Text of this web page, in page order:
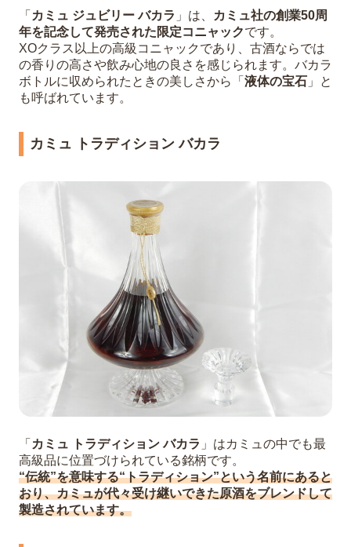
「 カミュ ジュビリー バカラ 」は、
カミュ社の創業50周
年を記念して発売された限定コニャックです。
XOクラス以上の高級コニャックであり、古酒ならでは
の香りの高さや飲み心地の良さを感じられます。バカラ
ボトルに収められたときの美しさから「 液体の宝石 」と
も呼ばれています。
カミュ トラディション バカラ
「 カミュ トラディション バカラ 」はカミュの中でも最
高級品に位置づけられている銘柄です。
“伝統”を意味する“トラディション”という名前にあると
おり、カミュが代々受け継いできた原酒をブレンドして
製造されています。